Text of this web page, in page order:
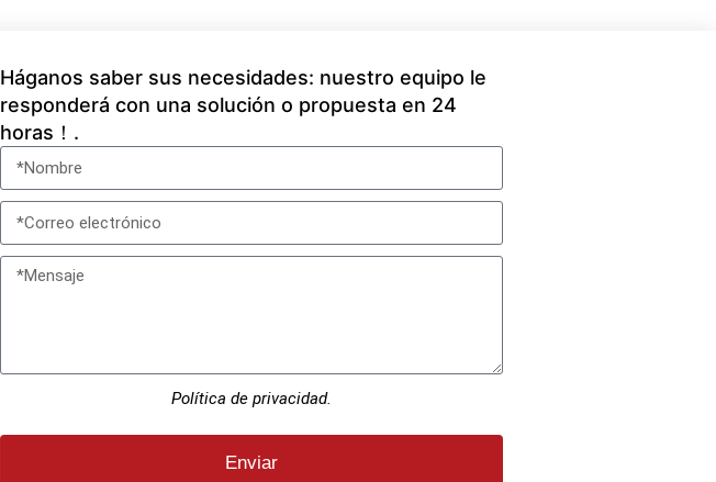
Háganos saber sus necesidades: nuestro equipo le
responderá con una solución o propuesta en 24
horas！.
Política de privacidad.
Enviar